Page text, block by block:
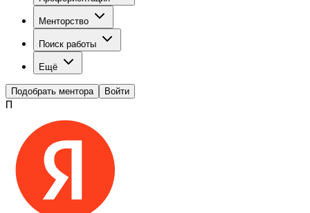
Менторство
Поиск работы
Ещё
Подобрать ментора Войти
П